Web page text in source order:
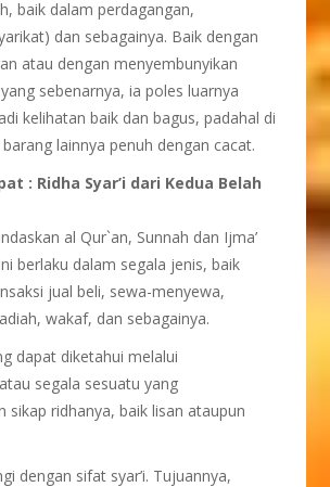
baik dalam perdagangan,
dan sebagainya. Baik dengan
atau dengan menyembunyikan
sebenarnya, ia poles luarnya
kelihatan baik dan bagus, padahal di
lainnya penuh dengan cacat.
: Ridha Syar’i dari Kedua Belah
al Qur`an, Sunnah dan Ijma’
berlaku dalam segala jenis, baik
jual beli, sewa-menyewa,
wakaf, dan sebagainya.
dapat diketahui melalui
segala sesuatu yang
sikap ridhanya, baik lisan ataupun
dengan sifat syar’i. Tujuannya,